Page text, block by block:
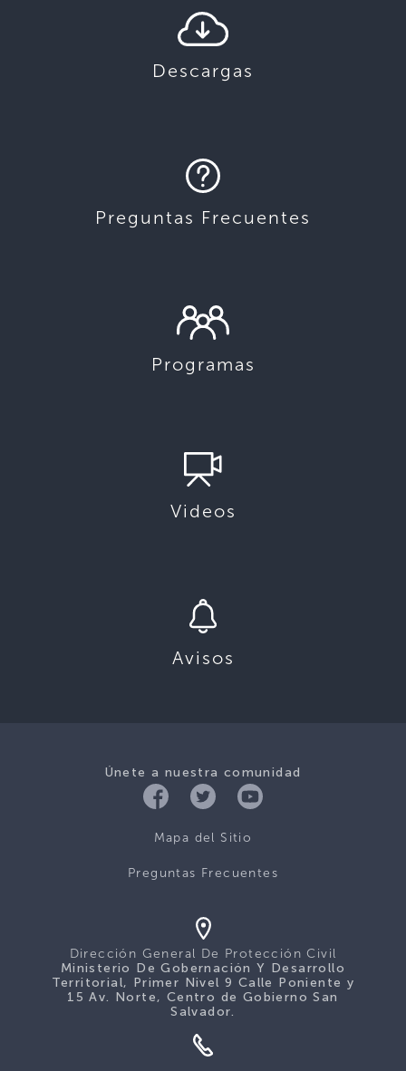
Descargas
Preguntas Frecuentes
Programas
Videos
Avisos
Únete a nuestra comunidad
Mapa del Sitio
Preguntas Frecuentes
Dirección General De Protección Civil
Ministerio De Gobernación Y Desarrollo
Territorial, Primer Nivel 9 Calle Poniente y
15 Av. Norte, Centro de Gobierno San
Salvador.